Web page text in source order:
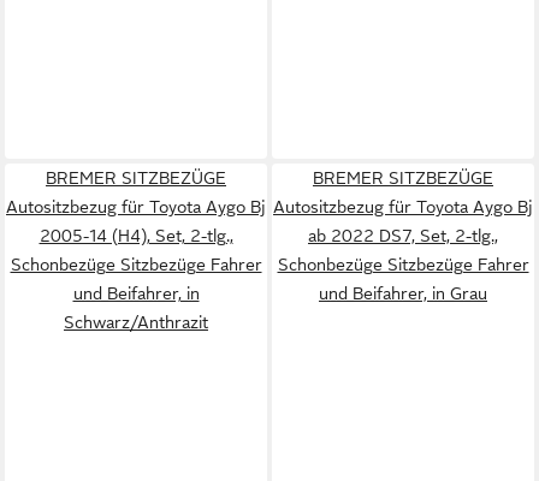
BREMER SITZBEZÜGE
Autositzbezug für Toyota Aygo Bj
2005-14 (H4), Set, 2-tlg.,
Schonbezüge Sitzbezüge Fahrer
und Beifahrer, in
Schwarz/Anthrazit
BREMER SITZBEZÜGE
Autositzbezug für Toyota Aygo Bj
ab 2022 DS7, Set, 2-tlg.,
Schonbezüge Sitzbezüge Fahrer
und Beifahrer, in Grau